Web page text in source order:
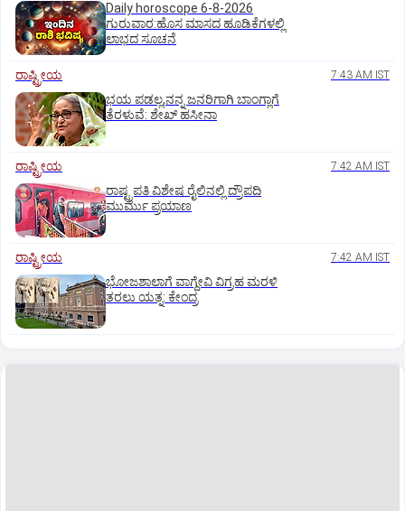
Daily horoscope 6-8-2026
ಗುರುವಾರ:ಹೊಸ ಮಾಸದ ಹೂಡಿಕೆಗಳಲ್ಲಿ
ಲಾಭದ ಸೂಚನೆ
ರಾಷ್ಟ್ರೀಯ 7:43 AM IST
ಭಯ ಪಡಲ್ಲ,ನನ್ನ ಜನರಿಗಾಗಿ ಬಾಂಗ್ಲಾಗೆ
ತೆರಳುವೆ: ಶೇಖ್‌ ಹಸೀನಾ
ರಾಷ್ಟ್ರೀಯ 7:42 AM IST
ರಾಷ್ಟ್ರಪತಿ ವಿಶೇಷ ರೈಲಿನಲ್ಲಿ ದ್ರೌಪದಿ
ಮುರ್ಮು ಪ್ರಯಾಣ
ರಾಷ್ಟ್ರೀಯ 7:42 AM IST
ಭೋಜಶಾಲಾಗೆ ವಾಗ್ದೇವಿ ವಿಗ್ರಹ ಮರಳಿ
ತರಲು ಯತ್ನ: ಕೇಂದ್ರ